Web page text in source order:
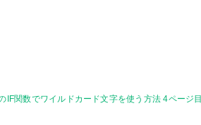
IF関数でワイルドカード文字を使う方法 4ページ目